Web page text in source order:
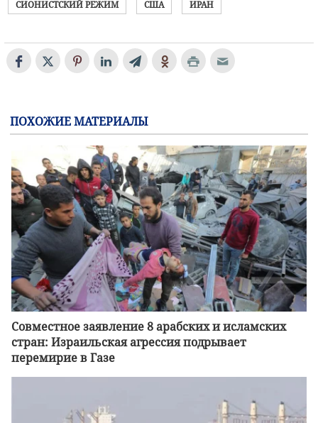
СИОНИСТСКИЙ РЕЖИМ США ИРАН
ПОХОЖИЕ МАТЕРИАЛЫ
Совместное заявление 8 арабских и исламских
стран: Израильская агрессия подрывает
перемирие в Газе